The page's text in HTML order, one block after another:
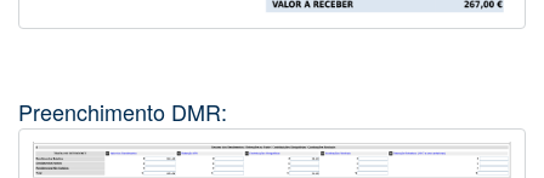
Preenchimento DMR: